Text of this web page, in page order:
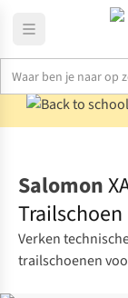
Salomon
Verken
trailschoenen